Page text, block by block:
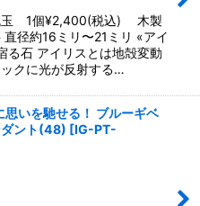
玉 1個¥2,400(税込) 木製
径約16ミリ〜21ミリ «アイ
石 アイリスとは地殻変動
クに光が反射する…
いを馳せる！ ブルーギベ
ダント(48) [IG-PT-